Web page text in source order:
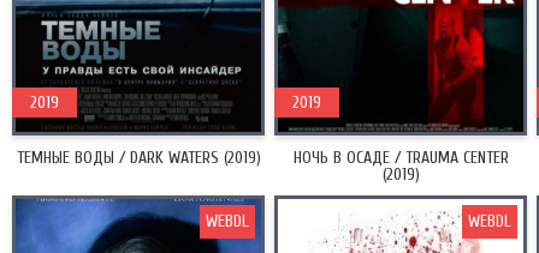
ТЕМНЫЕ ВОДЫ / DARK WATERS (2019)
2019
НОЧЬ В ОСАДЕ / TRAUMA CENTER
(2019)
2019
WEBDL WEBDL